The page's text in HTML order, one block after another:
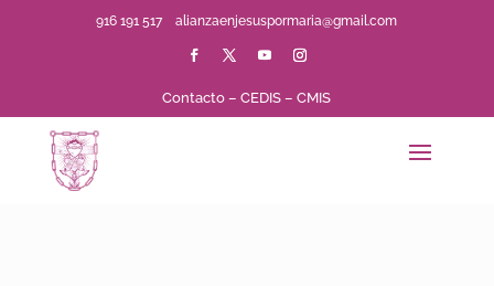
916 191 517alianzaenjesuspormaria@gmail.com
Contacto –CEDIS –CMIS